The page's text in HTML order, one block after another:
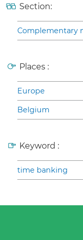
Section:
Complementary
Places :
Europe
Belgium
Keyword :
time banking